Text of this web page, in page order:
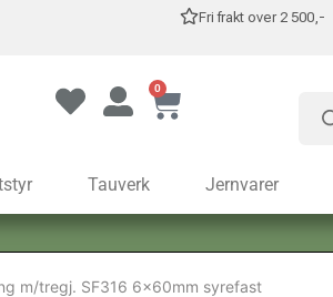
Fri frakt over 2 500,-
0
Tauverk Jernvarer
m/tregj. SF316 6x60mm syrefast